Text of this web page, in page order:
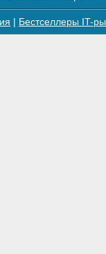
Бестселлеры IT-